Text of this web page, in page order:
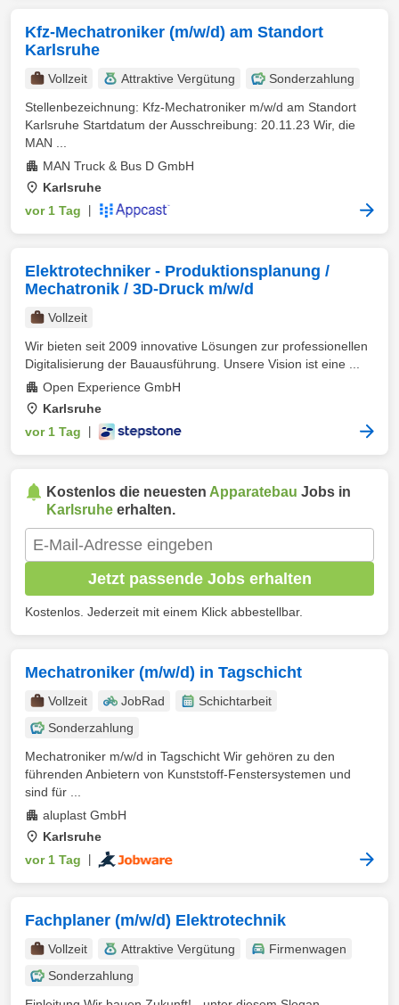
Kfz-Mechatroniker (m/w/d) am Standort
Karlsruhe
Vollzeit Attraktive Vergütung
Sonderzahlung
Stellenbezeichnung: Kfz-Mechatroniker m/w/d am Standort
Karlsruhe Startdatum der Ausschreibung: 20.11.23 Wir, die
MAN ...
MAN Truck & Bus D GmbH
Karlsruhe
vor 1 Tag
Elektrotechniker - Produktionsplanung /
Mechatronik / 3D-Druck m/w/d
Vollzeit
Wir bieten seit 2009 innovative Lösungen zur professionellen
Digitalisierung der Bauausführung. Unsere Vision ist eine ...
Open Experience GmbH
Karlsruhe
vor 1 Tag
Kostenlos die neuesten Apparatebau Jobs in
Karlsruhe erhalten.
Jetzt passende Jobs erhalten
Kostenlos. Jederzeit mit einem Klick abbestellbar.
Mechatroniker (m/w/d) in Tagschicht
Vollzeit JobRad
Schichtarbeit
Sonderzahlung
Mechatroniker m/w/d in Tagschicht Wir gehören zu den
führenden Anbietern von Kunststoff-Fenstersystemen und
sind für ...
aluplast GmbH
Karlsruhe
vor 1 Tag
Fachplaner (m/w/d) Elektrotechnik
Vollzeit Attraktive Vergütung
Firmenwagen
Sonderzahlung